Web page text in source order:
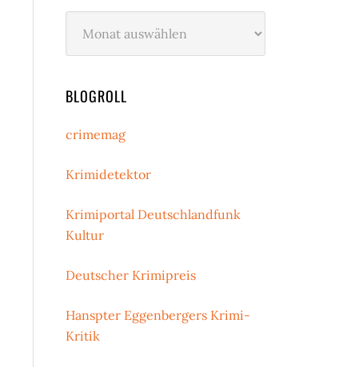
BLOGROLL
crimemag
Krimidetektor
Krimiportal Deutschlandfunk
Kultur
Deutscher Krimipreis
Hanspter Eggenbergers Krimi-
Kritik